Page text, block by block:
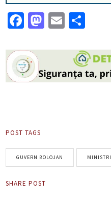
Facebook
Mastodon
Email
POST TAGS
GUVERN BOLOJAN MINISTRI
SHARE POST